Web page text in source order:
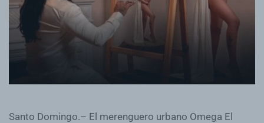
Santo Domingo.– El merenguero urbano Omega El